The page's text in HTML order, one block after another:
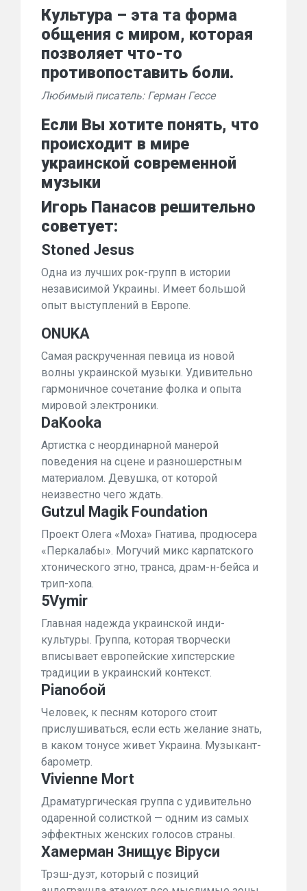
Культура – эта та форма
общения с миром, которая
позволяет что-то
противопоставить боли.
Любимый писатель: Герман Гессе
Если Вы хотите понять, что
происходит в мире
украинской современной
музыки
Игорь Панасов решительно
советует:
Stoned Jesus
Одна из лучших рок-групп в истории
независимой Украины. Имеет большой
опыт выступлений в Европе.
ONUKA
Самая раскрученная певица из новой
волны украинской музыки. Удивительно
гармоничное сочетание фолка и опыта
мировой электроники.
DaKooka
Артистка с неординарной манерой
поведения на сцене и разношерстным
материалом. Девушка, от которой
неизвестно чего ждать.
Gutzul Magik Foundation
Проект Олега «Моха» Гнатива, продюсера
«Перкалабы». Могучий микс карпатского
хтонического этно, транса, драм-н-бейса и
трип-хопа.
5Vymir
Главная надежда украинской инди-
культуры. Группа, которая творчески
вписывает европейские хипстерские
традиции в украинский контекст.
Pianoбой
Человек, к песням которого стоит
прислушиваться, если есть желание знать,
в каком тонусе живет Украина. Музыкант-
барометр.
Vivienne Mort
Драматургическая группа с удивительно
одаренной солисткой — одним из самых
эффектных женских голосов страны.
Хамерман Знищує Віруси
Трэш-дуэт, который с позиций